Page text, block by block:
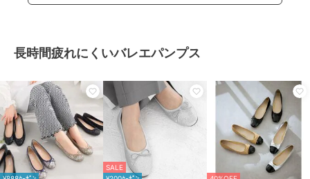
長時間疲れにくいバレエパンプス
SALE